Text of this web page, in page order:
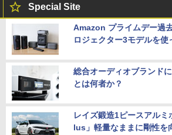
Special Site
Amazon プライムデー過
ロジェクター3モデルを使
総合オーディオブランド
とは何者か？
レイズ鍛造1ピースアル
lus」軽量なままに剛性を